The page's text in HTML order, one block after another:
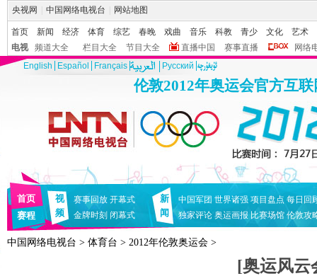
央视网 中国网络电视台 网站地图
首页 新闻 经济 体育 综艺 春晚 戏曲 音乐 科教 青少 文化
艺术
电视
频道大全 栏目大全 节目大全 直播中国 赛事直播
网络
English
Español Français Pусский
伦敦2012年奥运会官方互
首页
赛程
视
频
赛事回放 开幕式
金牌时刻 闭幕式
新
闻
中国军团 世界诸强 项目盘点 每日回
独家评论 奥运画报 比赛场馆 伦敦攻
中国网络电视台 > 体育台 > 2012年伦敦奥运会 >
[奥运风云